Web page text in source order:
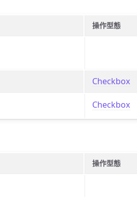
操作型態
Checkbox
Checkbox
操作型態